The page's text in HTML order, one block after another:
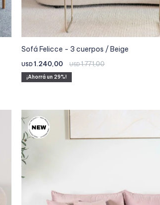
Sofá Felicce - 3 cuerpos / Beige
USD 1.240,00 USD1.771,00
29